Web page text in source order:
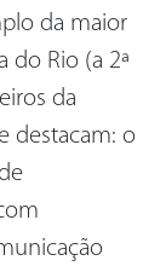
da maior
do Rio (a 2ª
da
destacam: o